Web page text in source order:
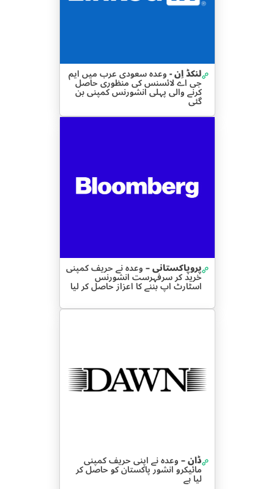
لنکڈ اِن -وعدہ سعودی عرب میں ایم
جی اے لائسنس کی منظوری حاصل
کرنے والی پہلی انشورنس کمپنی بن
گئی
پروپاکستانی –وعدہ نے حریف کمپنی
خرید کر سرفہرست انشورنس
اسٹارٹ اپ بننے کا اعزاز حاصل کر لیا
ڈان –وعدہ نے اپنی حریف کمپنی
مائیکرو انشور پاکستان کو حاصل کر
لیا ہے